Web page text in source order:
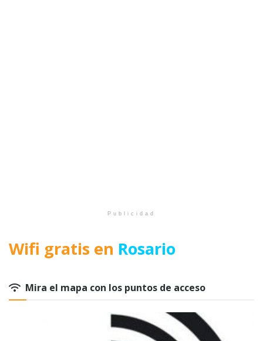
Publicidad
Wifi gratis en Rosario
Mira el mapa con los puntos de acceso